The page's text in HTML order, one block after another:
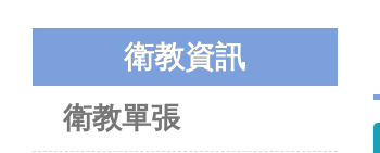
衛教資訊
衛教單張